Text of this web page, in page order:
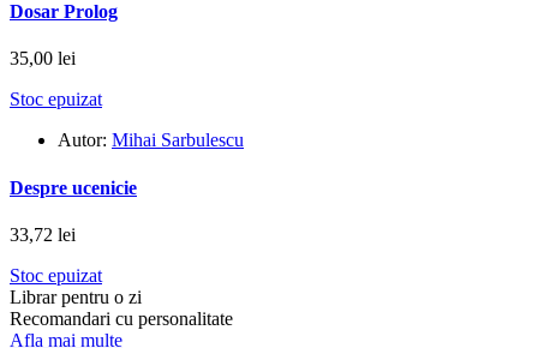
Dosar Prolog
35,00 lei
Stoc epuizat
Autor: Mihai Sarbulescu
Despre ucenicie
33,72 lei
Stoc epuizat
Librar pentru o zi
Recomandari cu personalitate
Afla mai multe